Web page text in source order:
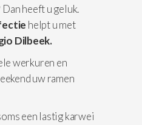
Dan heeft u geluk.
helpt u met
Dilbeek.
werkuren en
uw ramen
een lastig karwei